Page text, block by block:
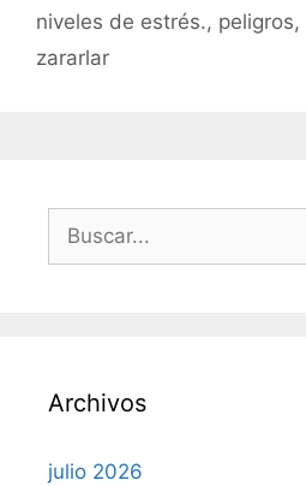
niveles de estrés., peligros,
zararlar
:
Archivos
julio 2026